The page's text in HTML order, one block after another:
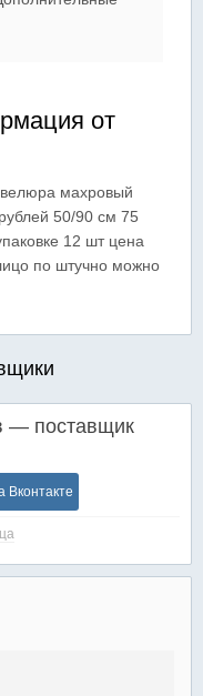
от
махровый
50/90 см 75
12 шт цена
по штучно можно
— поставщик
Вконтакте